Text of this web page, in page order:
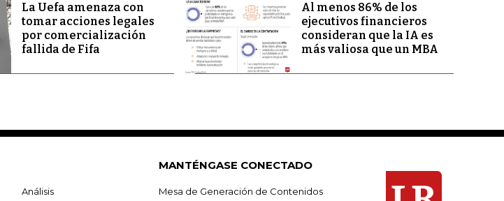
La Uefa amenaza con
tomar acciones legales
por comercialización
fallida de Fifa
Al menos 86% de los
ejecutivos financieros
consideran que la IA es
más valiosa que un MBA
Análisis
MANTÉNGASE CONECTADO
Mesa de Generación de Contenidos